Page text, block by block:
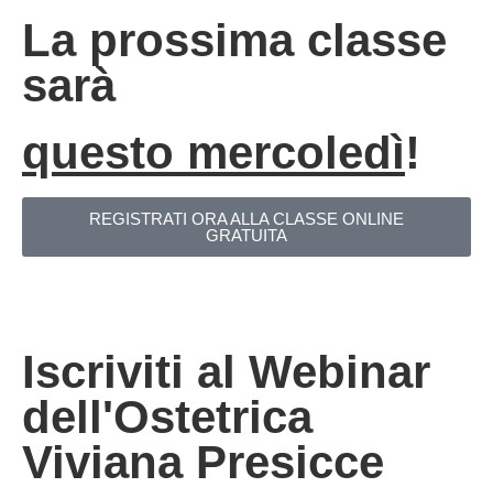
La prossima classe
sarà
questo mercoledì!
REGISTRATI ORA ALLA CLASSE ONLINE
GRATUITA
Iscriviti al Webinar
dell'Ostetrica
Viviana Presicce